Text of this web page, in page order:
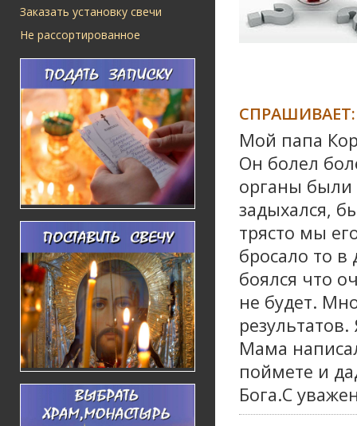
Заказать установку свечи
Не рассортированное
СПРАШИВАЕТ:
Мой папа
Он болел
органы были
задыхался,
трясто мы
бросало то
боялся что
не будет.
Мама
поймете и
Бога.С